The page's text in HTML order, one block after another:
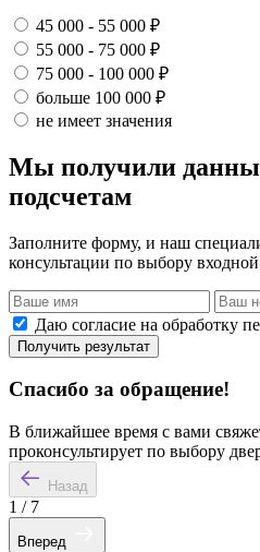
45 000 - 55 000 ₽
55 000 - 75 000 ₽
75 000 - 100 000 ₽
больше 100 000 ₽
не имеет значения
Мы получили
подсчетам
Заполните форму, и наш
консультации по выбору
Даю согласие на обработку
Получить результат
Спасибо за обращение!
В ближайшее время с вами
проконсультирует по выбору
Назад
1 / 7
Вперед